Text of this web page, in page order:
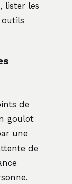
lister les
de
goulot
une
de